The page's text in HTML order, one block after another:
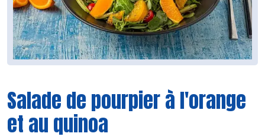
Salade de pourpier à l'orange
et au quinoa